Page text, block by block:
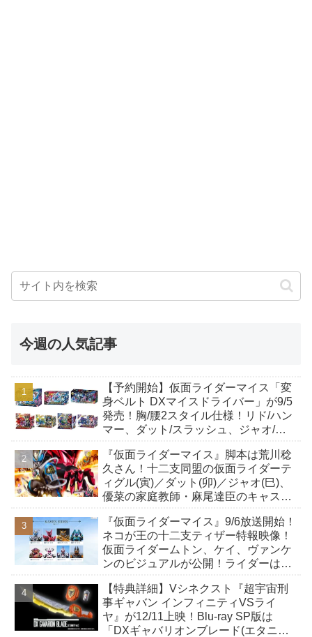
今週の人気記事
【予約開始】仮面ライダーマイス「変
身ベルト DXマイスドライバー」が9/5
発売！胸/腰2スタイル仕様！リド/ハン
マー、ダット/スラッシュ、ジャオ/バ
も！
『仮面ライダーマイス』脚本は荒川稔
久さん！十二支同盟の仮面ライダーテ
ィグル(寅)／ダット(卯)／ジャオ(巳)、
優菜の家庭教師・麻尾達臣のキャスト
んも変身！
『仮面ライダーマイス』9/6放送開始！
ネコが王の十二支ティザー特報映像！
仮面ライダームトン、ケイ、ヴァンケ
ンのビジュアルが公開！ライダーは子
【特典詳細】Vシネクスト『超宇宙刑
事ギャバン インフィニティVSライ
ヤ』が12/11上映！Blu-ray SP版は
「DXギャバリオンブレード(エタニテ